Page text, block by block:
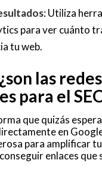
: Utiliza
para ver cuánto
tu web.
las
para el
que quizás
en
para amplificar
enlaces que